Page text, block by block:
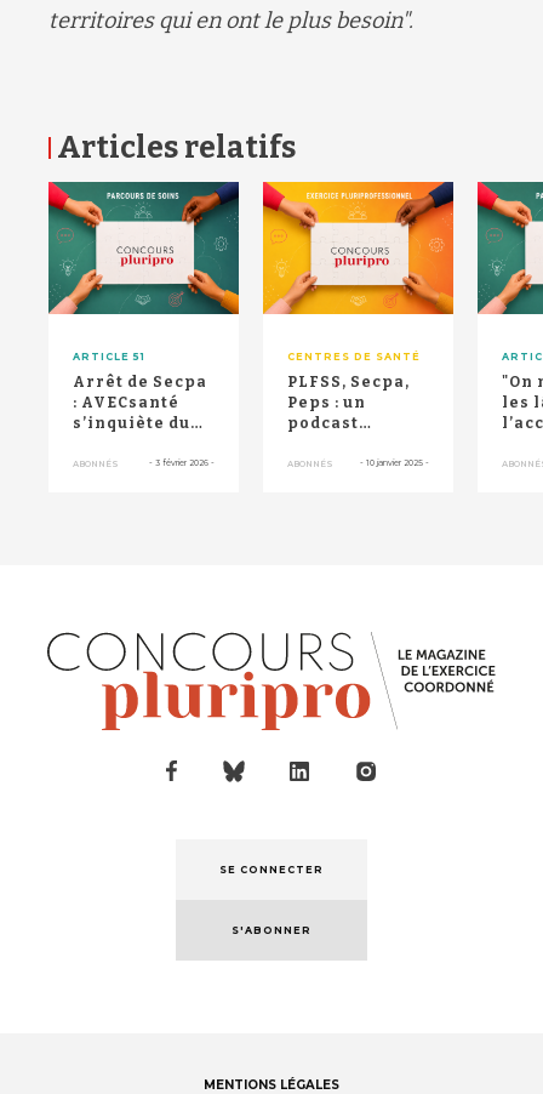
territoires qui en ont le plus besoin".
Articles relatifs
ARTICLE 51
Arrêt de Secpa
: AVECsanté
s’inquiète du
sur la
ABONNÉS - 3 février 2026 -
CENTRES DE SANTÉ
PLFSS, Secpa,
Peps : un
podcast
"acronymes
ABONNÉS - 10 janvier 2025 -
"On
les
RETOUR HAUT DE PAGE
SE CONNECTER
S'ABONNER
MENTIONS LÉGALES